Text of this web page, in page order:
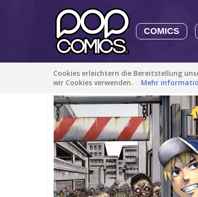
COMICS
Cookies erleichtern die Bereitstellung
wir Cookies verwenden.
Mehr
Alle Stories / Horror / Undead Messiah